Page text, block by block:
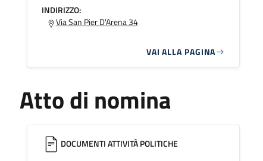
INDIRIZZO:
Via San Pier D'Arena 34
VAI ALLA PAGINA
Atto di nomina
DOCUMENTI ATTIVITÀ POLITICHE